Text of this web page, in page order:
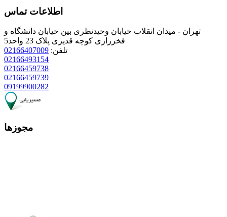
اطلاعات تماس
تهران - میدان انقلاب خیابان وحیدنظری بین خیابان دانشگاه و
فخررازی کوچه قدیری پلاک 23 واحد5
تلفن: 02166407009
02166493154
02166459738
02166459739
09199900282
مجوزها